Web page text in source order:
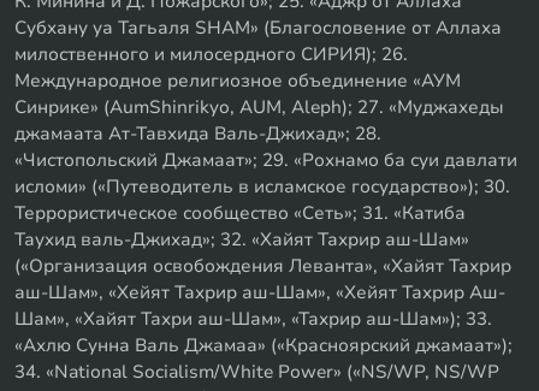
Субхану уа Тагьаля SHAM» (Благословение от Аллаха
милоственного и милосердного СИРИЯ); 26.
Международное религиозное объединение «АУМ
Синрике» (AumShinrikyo, AUM, Aleph); 27. «Муджахеды
джамаата Ат-Тавхида Валь-Джихад»; 28.
«Чистопольский Джамаат»; 29. «Рохнамо ба суи давлати
исломи» («Путеводитель в исламское государство»); 30.
Террористическое сообщество «Сеть»; 31. «Катиба
Таухид валь-Джихад»; 32. «Хайят Тахрир аш-Шам»
(«Организация освобождения Леванта», «Хайят Тахрир
аш-Шам», «Хейят Тахрир аш-Шам», «Хейят Тахрир Аш-
Шам», «Хайят Тахри аш-Шам», «Тахрир аш-Шам»); 33.
«Ахлю Сунна Валь Джамаа» («Красноярский джамаат»);
34. «National Socialism/White Power» («NS/WP, NS/WP